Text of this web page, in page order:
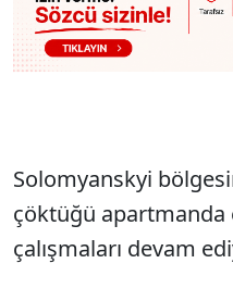
Solomyanskyi
çöktüğü apartmanda
çalışmaları devam